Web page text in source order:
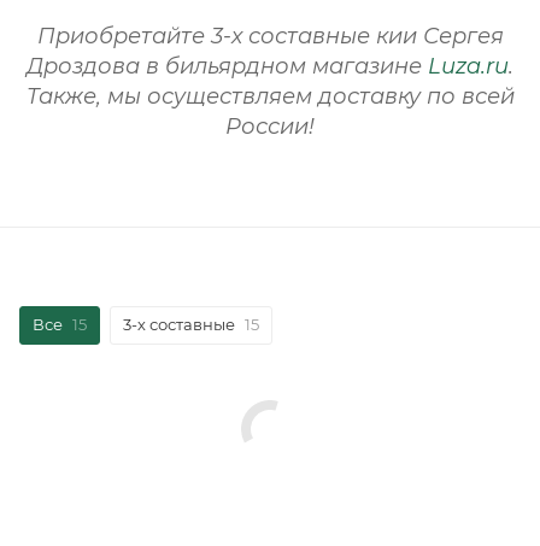
Приобретайте 3-х составные кии Сергея
Дроздова в бильярдном магазине Luza.ru.
Также, мы осуществляем доставку по всей
России!
Все 15 3-х составные 15